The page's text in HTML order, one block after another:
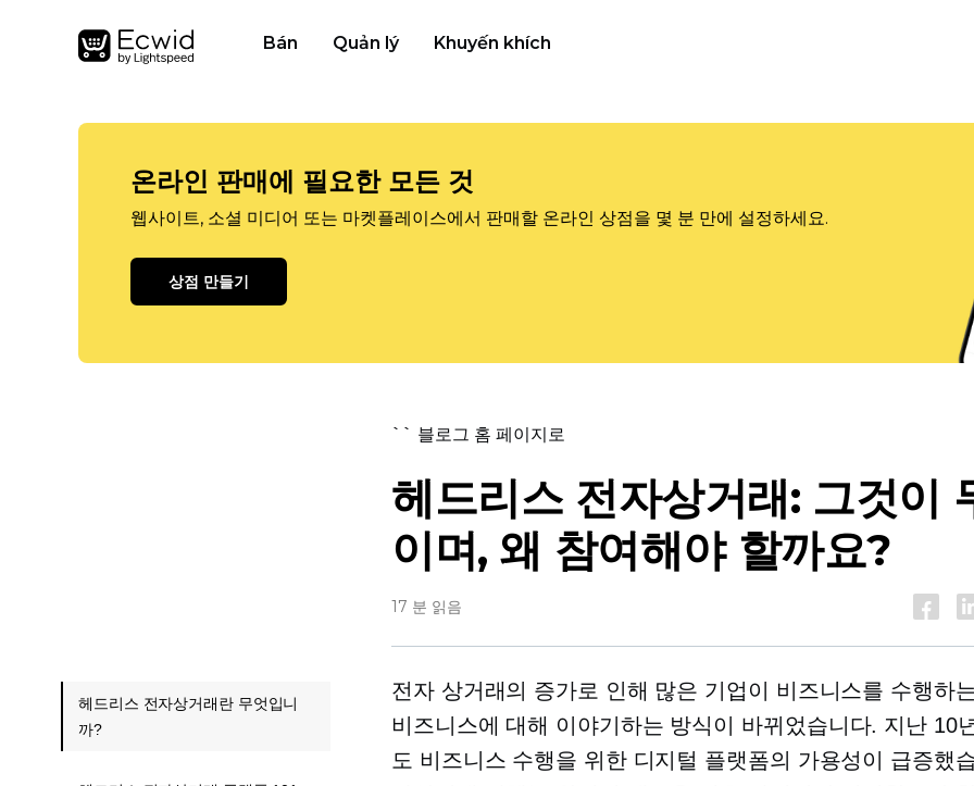
Bán Quản lý Khuyến khích
온라인 판매에 필요한 모든 것
웹사이트, 소셜 미디어 또는 마켓플레이스에서 판매할 온라인 상점을 몇 분 만에 설정하세요.
상점 만들기
`` 블로그 홈 페이지로
헤드리스 전자상거래: 그것이
이며, 왜 참여해야 할까요?
17 분 읽음
전자 상거래의 증가로 인해 많은 기업이 비즈니스를 수행하
비즈니스에 대해 이야기하는 방식이 바뀌었습니다. 지난 10
도 비즈니스 수행을 위한 디지털 플랫폼의 가용성이 급증했
헤드리스 전자상거래란 무엇입니
까?